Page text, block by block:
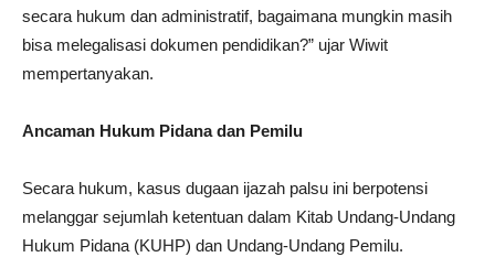
secara hukum dan administratif, bagaimana mungkin masih
bisa melegalisasi dokumen pendidikan?” ujar Wiwit
mempertanyakan.
Ancaman Hukum Pidana dan Pemilu
Secara hukum, kasus dugaan ijazah palsu ini berpotensi
melanggar sejumlah ketentuan dalam Kitab Undang-Undang
Hukum Pidana (KUHP) dan Undang-Undang Pemilu.